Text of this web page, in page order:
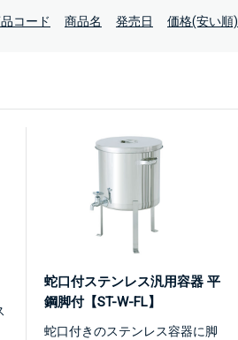
コード 商品名 発売日 価格(安い順)
蛇口付ステンレス汎用容器 平
鋼脚付【ST-W-FL】
蛇口付きのステンレス容器に脚